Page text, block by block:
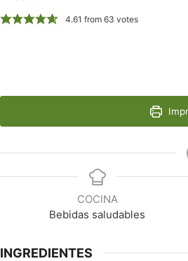
4.61 from 63 votes
COCINA
Bebidas saludables
INGREDIENTES